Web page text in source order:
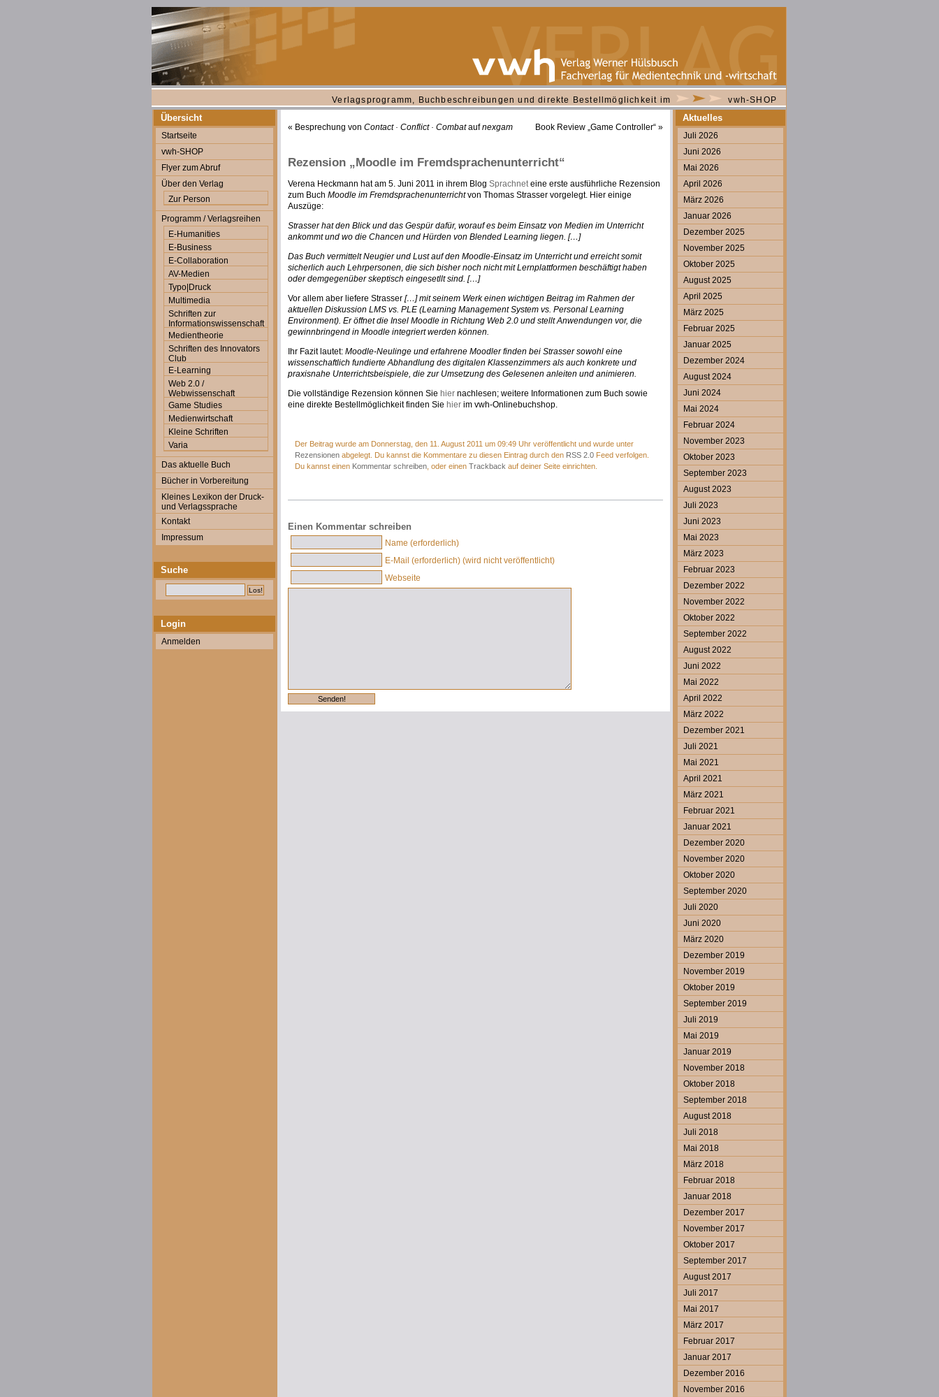
Verlagsprogramm, Buchbeschreibungen und direkte Bestellmöglichkeit im vwh-SHOP
Übersicht
Startseite
vwh-SHOP
Flyer zum Abruf
Über den Verlag
Zur Person
Programm / Verlagsreihen
E-Humanities
E-Business
E-Collaboration
AV-Medien
Typo|Druck
Multimedia
Schriften zur
Informationswissenschaft
Medientheorie
Schriften des Innovators
Club
E-Learning
Web 2.0 /
Webwissenschaft
Game Studies
Medienwirtschaft
Kleine Schriften
Varia
Das aktuelle Buch
Bücher in Vorbereitung
Kleines Lexikon der Druck-
und Verlagssprache
Kontakt
Impressum
Suche
Login
Anmelden
« Besprechung von Contact · Conflict · Combataufnexgam Book Review „Game Controller“ »
Rezension „Moodle im Fremdsprachenunterricht“
Verena Heckmann hat am 5. Juni 2011 in ihrem Blog Sprachneteine erste ausführliche Rezension
zum Buch Moodle im Fremdsprachenunterrichtvon Thomas Strasser vorgelegt. Hier einige
Auszüge:
Strasser hat den Blick und das Gespür dafür, worauf es beim Einsatz von Medien im Unterricht
ankommt und wo die Chancen und Hürden von Blended Learning liegen. […]
Das Buch vermittelt Neugier und Lust auf den Moodle-Einsatz im Unterricht und erreicht somit
sicherlich auch Lehrpersonen, die sich bisher noch nicht mit Lernplattformen beschäftigt haben
oder demgegenüber skeptisch eingesetllt sind. […]
Vor allem aber liefere Strasser […] mit seinem Werk einen wichtigen Beitrag im Rahmen der
aktuellen Diskussion LMS vs. PLE (Learning Management System vs. Personal Learning
Environment). Er öffnet die Insel Moodle in Richtung Web 2.0 und stellt Anwendungen vor, die
gewinnbringend in Moodle integriert werden können.
Ihr Fazit lautet: Moodle-Neulinge und erfahrene Moodler finden bei Strasser sowohl eine
wissenschaftlich fundierte Abhandlung des digitalen Klassenzimmers als auch konkrete und
praxisnahe Unterrichtsbeispiele, die zur Umsetzung des Gelesenen anleiten und animieren.
Die vollständige Rezension können Sie hier nachlesen; weitere Informationen zum Buch sowie
eine direkte Bestellmöglichkeit finden Sie hier im vwh-Onlinebuchshop.
Der Beitrag wurde am Donnerstag, den 11. August 2011 um 09:49 Uhr veröffentlicht und wurde unter
Rezensionen abgelegt. Du kannst die Kommentare zu diesen Eintrag durch den RSS 2.0 Feed verfolgen.
Du kannst einen Kommentar schreiben , oder einen Trackback auf deiner Seite einrichten.
Einen Kommentar schreiben
Name (erforderlich)
E-Mail (erforderlich) (wird nicht veröffentlicht)
Webseite
Aktuelles
Juli 2026
Juni 2026
Mai 2026
April 2026
März 2026
Januar 2026
Dezember 2025
November 2025
Oktober 2025
August 2025
April 2025
März 2025
Februar 2025
Januar 2025
Dezember 2024
August 2024
Juni 2024
Mai 2024
Februar 2024
November 2023
Oktober 2023
September 2023
August 2023
Juli 2023
Juni 2023
Mai 2023
März 2023
Februar 2023
Dezember 2022
November 2022
Oktober 2022
September 2022
August 2022
Juni 2022
Mai 2022
April 2022
März 2022
Dezember 2021
Juli 2021
Mai 2021
April 2021
März 2021
Februar 2021
Januar 2021
Dezember 2020
November 2020
Oktober 2020
September 2020
Juli 2020
Juni 2020
März 2020
Dezember 2019
November 2019
Oktober 2019
September 2019
Juli 2019
Mai 2019
Januar 2019
November 2018
Oktober 2018
September 2018
August 2018
Juli 2018
Mai 2018
März 2018
Februar 2018
Januar 2018
Dezember 2017
November 2017
Oktober 2017
September 2017
August 2017
Juli 2017
Mai 2017
März 2017
Februar 2017
Januar 2017
Dezember 2016
November 2016